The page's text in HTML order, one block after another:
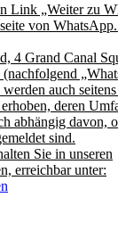
Link „Weiter zu
von
4 Grand Canal
auch
deren
abhängig davon,
sind.
Sie in unseren
erreichbar unter: